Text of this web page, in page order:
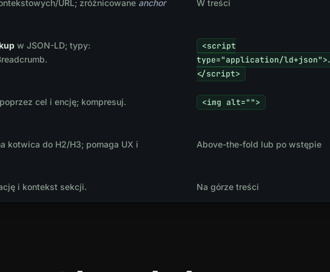
URL; zróżnicowane anchor
W treści
w JSON-LD; typy:
<script
type="application/
</script>
cel i encję; kompresuj.
<img alt="">
kotwica do H2/H3; pomaga UX i
Above-the-fold lub po wstępie
i kontekst sekcji. Na górze treści